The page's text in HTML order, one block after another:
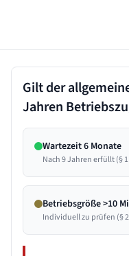
Gilt der
Jahren
Wartezeit 6 Monate
Nach 9 Jahren erfüllt (§ 1
Betriebsgröße >10
Individuell zu prüfen (§